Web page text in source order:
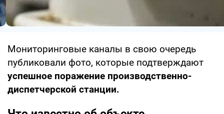
Мониторинговые каналы в свою очередь
публиковали фото, которые подтверждают
успешное поражение производственно-
диспетчерской станции.